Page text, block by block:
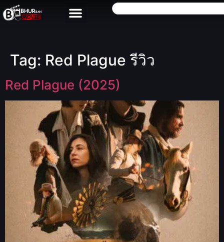
Tag: Red Plague รีวิว
Red Plague (2025)